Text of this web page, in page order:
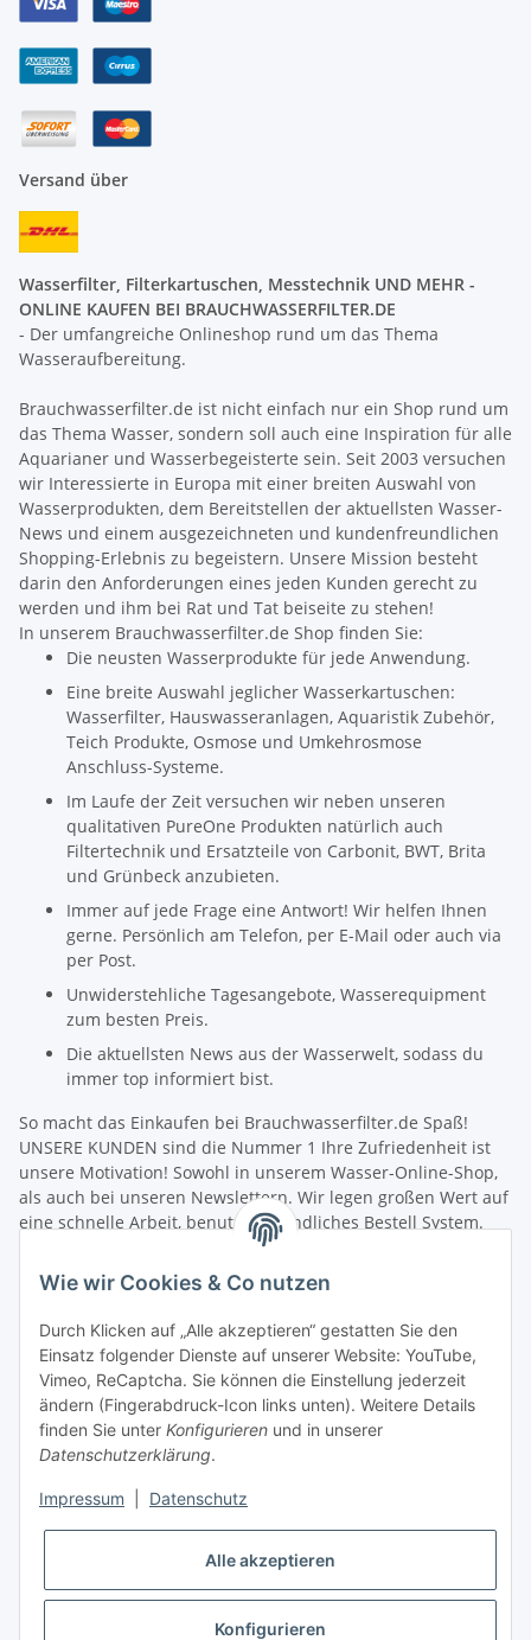
Versand über
Wasserfilter, Filterkartuschen, Messtechnik UND MEHR -
ONLINE KAUFEN BEI BRAUCHWASSERFILTER.DE
- Der umfangreiche Onlineshop rund um das Thema
Wasseraufbereitung.
Brauchwasserfilter.de ist nicht einfach nur ein Shop rund um
das Thema Wasser, sondern soll auch eine Inspiration für alle
Aquarianer und Wasserbegeisterte sein. Seit 2003 versuchen
wir Interessierte in Europa mit einer breiten Auswahl von
Wasserprodukten, dem Bereitstellen der aktuellsten Wasser-
News und einem ausgezeichneten und kundenfreundlichen
Shopping-Erlebnis zu begeistern. Unsere Mission besteht
darin den Anforderungen eines jeden Kunden gerecht zu
werden und ihm bei Rat und Tat beiseite zu stehen!
In unserem Brauchwasserfilter.de Shop finden Sie:
Die neusten Wasserprodukte für jede Anwendung.
Eine breite Auswahl jeglicher Wasserkartuschen:
Wasserfilter, Hauswasseranlagen, Aquaristik Zubehör,
Teich Produkte, Osmose und Umkehrosmose
Anschluss-Systeme.
Im Laufe der Zeit versuchen wir neben unseren
qualitativen PureOne Produkten natürlich auch
Filtertechnik und Ersatzteile von Carbonit, BWT, Brita
und Grünbeck anzubieten.
Immer auf jede Frage eine Antwort! Wir helfen Ihnen
gerne. Persönlich am Telefon, per E-Mail oder auch via
per Post.
Unwiderstehliche Tagesangebote, Wasserequipment
zum besten Preis.
Die aktuellsten News aus der Wasserwelt, sodass du
immer top informiert bist.
So macht das Einkaufen bei Brauchwasserfilter.de Spaß!
UNSERE KUNDEN sind die Nummer 1 Ihre Zufriedenheit ist
unsere Motivation! Sowohl in unserem Wasser-Online-Shop,
als auch bei unseren Newslettern. Wir legen großen Wert auf
eine schnelle Arbeit, benutzerfreundliches Bestell System.
Unsere Mitarbeiter verfügen über umfangreiches fachliches
Wissen und helfen jedem bei Fragen gerne weiter. Wir freuen
uns über die Zusammenarbeit mit Ihnen sowie die
Zusammenarbeit mit Aquaristik Freunden, Fischzucht und
Angelvereinen.
Schneller Versand! Wir wollen Sie nicht lange warten lassen.
Damit Sie möglichst schnell Ihre neue Filterausrüstung in
Betrieb nehmen können, senden wir Ihre Bestellung sofort
nach dem Zahlungseingang zu. Nach der Bearbeitung Ihrer
Produkt-Bestellung erhalten Sie umgehend eine
Versandbestätigung, in der wir weitere Informationen zum
Ihrer Bestellung jederzeit informieren. Sollte Ihnen die Ware
nicht zusagen, können Sie sie umtauschen oder nach
Absprache das vorhandene Retouren System nutzen (mehr
Wie wir Cookies & Co nutzen
Durch Klicken auf „Alle akzeptieren“ gestatten Sie den
Einsatz folgender Dienste auf unserer Website: YouTube,
Vimeo, ReCaptcha. Sie können die Einstellung jederzeit
ändern (Fingerabdruck-Icon links unten). Weitere Details
finden Sie unter Konfigurieren und in unserer
Datenschutzerklärung.
Impressum Datenschutz
Alle akzeptieren
Konfigurieren